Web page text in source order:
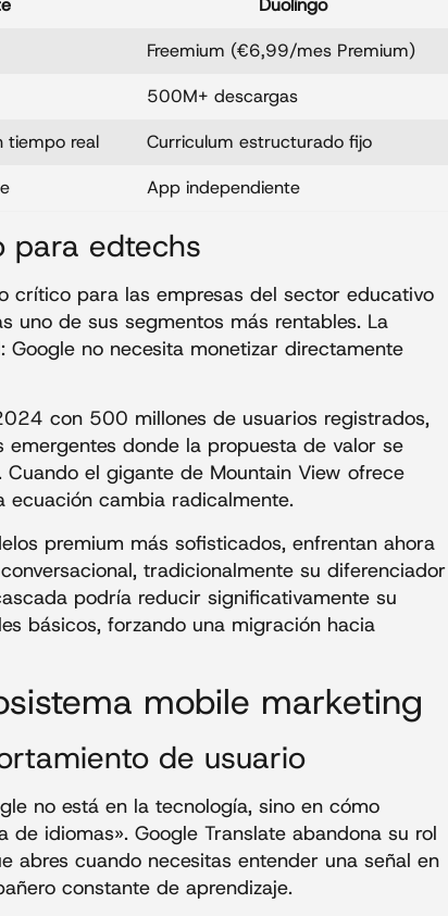
Duolingo
Freemium (€6,99/mes Premium)
500M+ descargas
tiempo real
Curriculum estructurado fijo
App independiente
para edtechs
crítico para las empresas del sector educativo
uno de sus segmentos más rentables. La
no necesita monetizar directamente
con 500 millones de usuarios registrados,
donde la propuesta de valor se
el gigante de Mountain View ofrece
ecuación cambia radicalmente.
premium más sofisticados, enfrentan ahora
tradicionalmente su diferenciador
podría reducir significativamente su
básicos, forzando una migración hacia
mobile marketing
de usuario
no está en la tecnología, sino en cómo
idiomas». Google Translate abandona su rol
cuando necesitas entender una señal en
constante de aprendizaje.